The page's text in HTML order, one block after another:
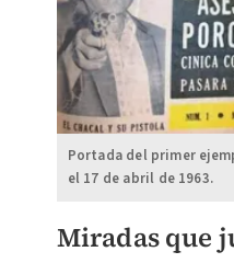
Portada del primer
el 17 de abril de 1963.
Miradas que